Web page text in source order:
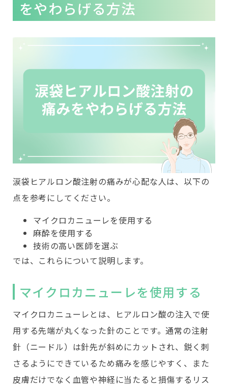
をやわらげる方法
涙袋ヒアルロン酸注射の痛みが心配な人は、以下の
点を参考にしてください。
マイクロカニューレを使用する
麻酔を使用する
技術の高い医師を選ぶ
では、これらについて説明します。
マイクロカニューレを使用する
マイクロカニューレとは、ヒアルロン酸の注入で使
用する先端が丸くなった針のことです。通常の注射
針（ニードル）は針先が斜めにカットされ、鋭く刺
さるようにできているため痛みを感じやすく、また
皮膚だけでなく血管や神経に当たると損傷するリス